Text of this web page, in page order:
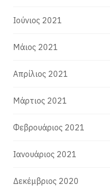
Ιούνιος 2021
Μάιος 2021
Απρίλιος 2021
Μάρτιος 2021
Φεβρουάριος 2021
Ιανουάριος 2021
Δεκέμβριος 2020